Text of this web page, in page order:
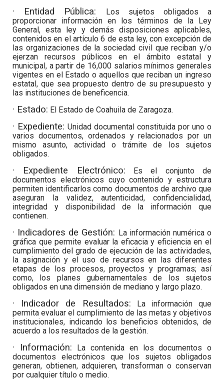
· Entidad Pública:
Los sujetos obligados a
proporcionar información en los términos de la Ley
General, esta ley y demás disposiciones aplicables,
contenidos en el artículo 6 de esta ley, con excepción de
las organizaciones de la sociedad civil que reciban y/o
ejerzan recursos públicos en el ámbito estatal y
municipal, a partir de 16,000 salarios mínimos generales
vigentes en el Estado o aquellos que reciban un ingreso
estatal, que sea propuesto dentro de su presupuesto y
las instituciones de beneficencia.
· Estado: El Estado de Coahuila de Zaragoza.
· Expediente: Unidad documental constituida por uno o
varios documentos, ordenados y relacionados por un
mismo asunto, actividad o trámite de los sujetos
obligados.
· Expediente Electrónico: Es el conjunto de
documentos electrónicos cuyo contenido y estructura
permiten identificarlos como documentos de archivo que
aseguran la validez, autenticidad, confidencialidad,
integridad y disponibilidad de la información que
contienen.
· Indicadores de Gestión: La información numérica o
gráfica que permite evaluar la eficacia y eficiencia en el
cumplimiento del grado de ejecución de las actividades,
la asignación y el uso de recursos en las diferentes
etapas de los procesos, proyectos y programas; así
como, los planes gubernamentales de los sujetos
obligados en una dimensión de mediano y largo plazo.
· Indicador de Resultados: La información que
permita evaluar el cumplimiento de las metas y objetivos
institucionales, indicando los beneficios obtenidos, de
acuerdo a los resultados de la gestión.
· Información:
La contenida en los documentos o
documentos electrónicos que los sujetos obligados
generan, obtienen, adquieren, transforman o conservan
por cualquier título o medio.